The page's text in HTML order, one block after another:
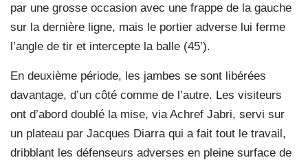
par une grosse occasion avec une frappe de la gauche
sur la dernière ligne, mais le portier adverse lui ferme
l’angle de tir et intercepte la balle (45’).
En deuxième période, les jambes se sont libérées
davantage, d’un côté comme de l’autre. Les visiteurs
ont d’abord doublé la mise, via Achref Jabri, servi sur
un plateau par Jacques Diarra qui a fait tout le travail,
dribblant les défenseurs adverses en pleine surface de